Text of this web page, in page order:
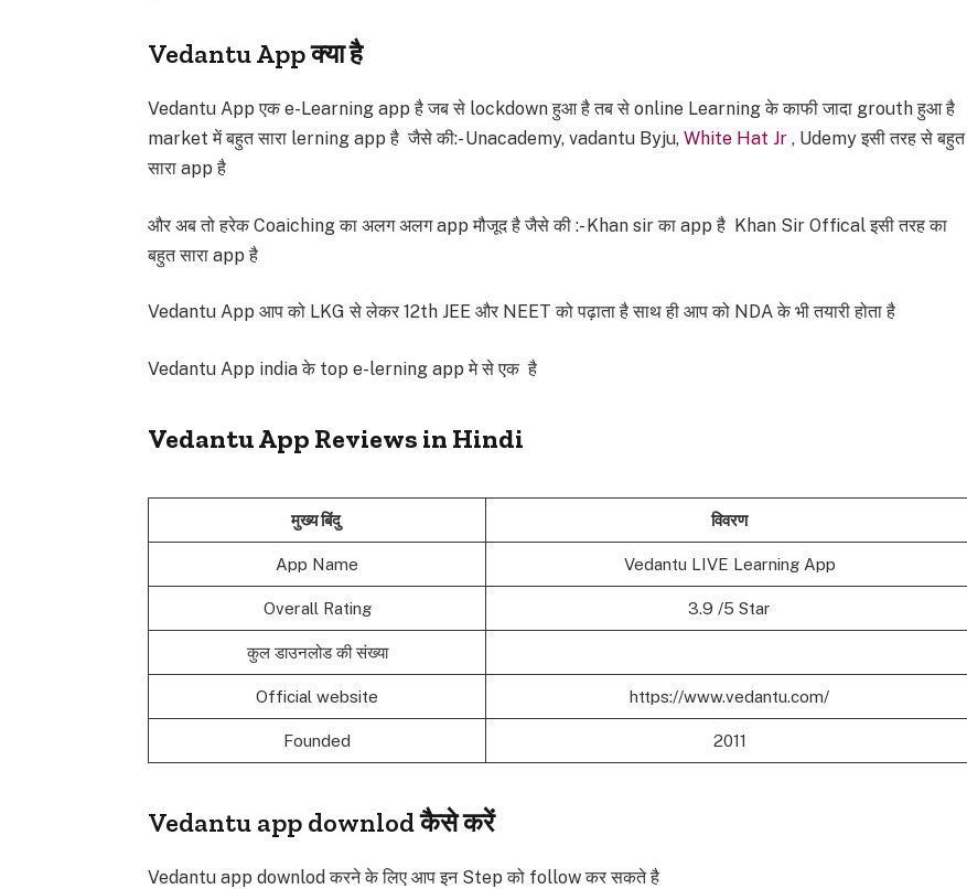
Vedantu App क्या है
Vedantu App एक e-Learning app है जब से lockdown हुआ है तब से online Learning के काफी जादा grouth हुआ है
market में बहुत सारा lerning app है जैसे की:- Unacademy, vadantu Byju,White Hat Jr, Udemy इसी तरह से बहुत
सारा app है
और अब तो हरेक Coaiching का अलग अलग app मौजूद है जैसे की :- Khan sir का app है Khan Sir Offical इसी तरह का
बहुत सारा app है
Vedantu App आप को LKG से लेकर 12th JEE और NEET को पढ़ाता है साथ ही आप को NDA के भी तयारी होता है
Vedantu App india के top e-lerning app मे से एक है
Vedantu App Reviews in Hindi
मुख्य बिंदु विवरण
App Name Vedantu LIVE Learning App
Overall Rating 3.9 /5 Star
कुल डाउनलोड की संख्या
Official website https://www.vedantu.com/
Founded 2011
Vedantu app downlod कैसे करें
Vedantu app downlod करने के लिए आप इन Step को follow कर सकते है